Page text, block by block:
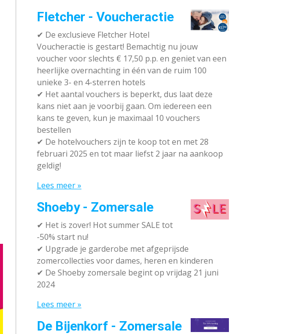
Fletcher - Voucheractie
✔ De exclusieve Fletcher Hotel
Voucheractie is gestart! Bemachtig nu jouw
voucher voor slechts € 17,50 p.p. en geniet van een
heerlijke overnachting in één van de ruim 100
unieke 3- en 4-sterren hotels
✔ Het aantal vouchers is beperkt, dus laat deze
kans niet aan je voorbij gaan. Om iedereen een
kans te geven, kun je maximaal 10 vouchers
bestellen
✔ De hotelvouchers zijn te koop tot en met 28
februari 2025 en tot maar liefst 2 jaar na aankoop
geldig!
Lees meer »
Shoeby - Zomersale
✔ Het is zover! Hot summer SALE tot
-50% start nu!
✔ Upgrade je garderobe met afgeprijsde
zomercollecties voor dames, heren en kinderen
✔ De Shoeby zomersale begint op vrijdag 21 juni
2024
Lees meer »
De Bijenkorf - Zomersale